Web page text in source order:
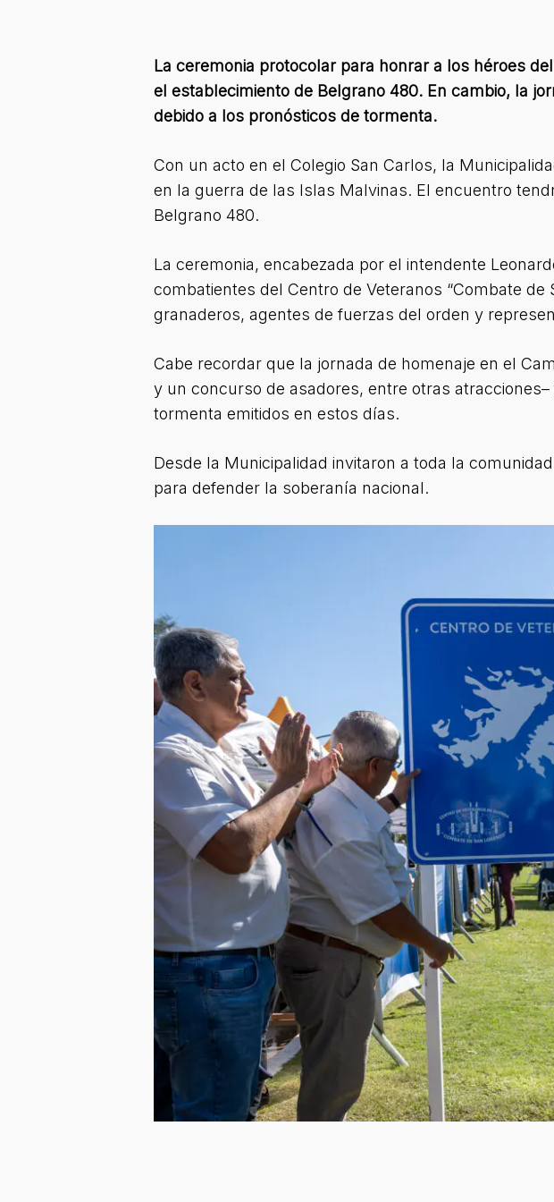
La ceremonia protocolar para honrar a los héroes
el establecimiento de Belgrano 480. En cambio, la
debido a los pronósticos de tormenta.
Con un acto en el Colegio San Carlos, la
en la guerra de las Islas Malvinas. El encuentro
Belgrano 480.
La ceremonia, encabezada por el intendente
combatientes del Centro de Veteranos “Combate
granaderos, agentes de fuerzas del orden y
Cabe recordar que la jornada de homenaje en el
y un concurso de asadores, entre otras
tormenta emitidos en estos días.
Desde la Municipalidad invitaron a toda la
para defender la soberanía nacional.